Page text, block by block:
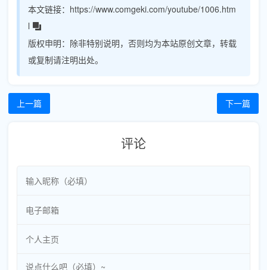
本文链接： https://www.comgeki.com/youtube/1006.htm
l
版权申明： 除非特别说明，否则均为本站原创文章，转载
或复制请注明出处。
上一篇 下一篇
评论